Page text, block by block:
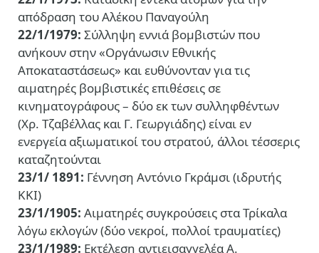
απόδραση του Αλέκου Παναγούλη
22/1/1979: Σύλληψη εννιά βομβιστών που
ανήκουν στην «Οργάνωσιν Εθνικής
Αποκαταστάσεως» και ευθύνονταν για τις
αιματηρές βομβιστικές επιθέσεις σε
κινηματογράφους – δύο εκ των συλληφθέντων
(Χρ. Τζαβέλλας και Γ. Γεωργιάδης) είναι εν
ενεργεία αξιωματικοί του στρατού, άλλοι τέσσερις
καταζητούνται
23/1/ 1891: Γέννηση Αντόνιο Γκράμσι (ιδρυτής
ΚΚΙ)
23/1/1905: Αιματηρές συγκρούσεις στα Τρίκαλα
λόγω εκλογών (δύο νεκροί, πολλοί τραυματίες)
23/1/1989: Εκτέλεση αντιεισαγγελέα Α.